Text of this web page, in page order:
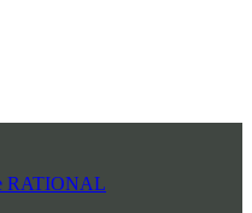
RATIONAL